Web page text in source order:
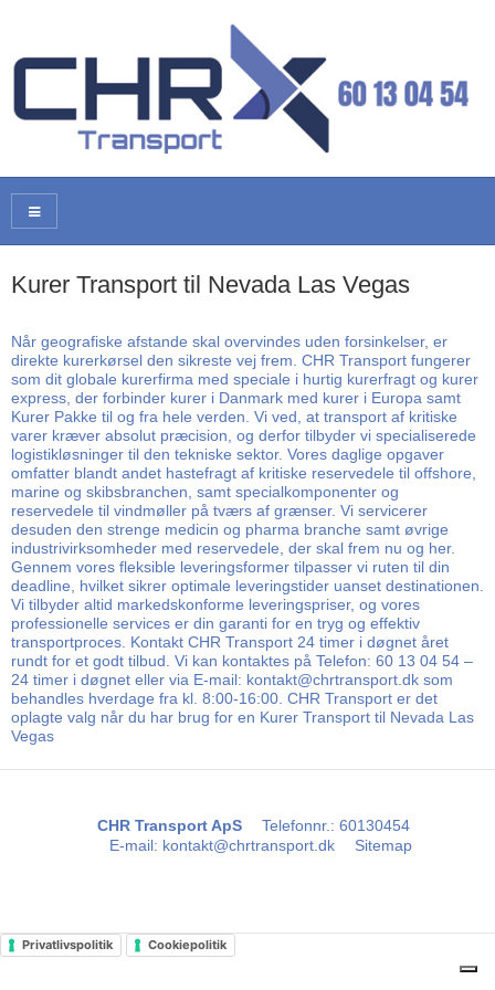
Kurer Transport til Nevada Las Vegas
Når geografiske afstande skal overvindes uden forsinkelser, er
direkte kurerkørsel den sikreste vej frem. CHR Transport fungerer
som dit globale kurerfirma med speciale i hurtig kurerfragt og kurer
express, der forbinder kurer i Danmark med kurer i Europa samt
Kurer Pakke til og fra hele verden. Vi ved, at transport af kritiske
varer kræver absolut præcision, og derfor tilbyder vi specialiserede
logistikløsninger til den tekniske sektor. Vores daglige opgaver
omfatter blandt andet hastefragt af kritiske reservedele til offshore,
marine og skibsbranchen, samt specialkomponenter og
reservedele til vindmøller på tværs af grænser. Vi servicerer
desuden den strenge medicin og pharma branche samt øvrige
industrivirksomheder med reservedele, der skal frem nu og her.
Gennem vores fleksible leveringsformer tilpasser vi ruten til din
deadline, hvilket sikrer optimale leveringstider uanset destinationen.
Vi tilbyder altid markedskonforme leveringspriser, og vores
professionelle services er din garanti for en tryg og effektiv
transportproces. Kontakt CHR Transport 24 timer i døgnet året
rundt for et godt tilbud. Vi kan kontaktes på Telefon: 60 13 04 54 –
24 timer i døgnet eller via E-mail: kontakt@chrtransport.dk som
behandles hverdage fra kl. 8:00-16:00. CHR Transport er det
oplagte valg når du har brug for en Kurer Transport til Nevada Las
Vegas
CHR Transport ApS Telefonnr.: 60130454
E-mail: kontakt@chrtransport.dk Sitemap
Privatlivspolitik Cookiepolitik